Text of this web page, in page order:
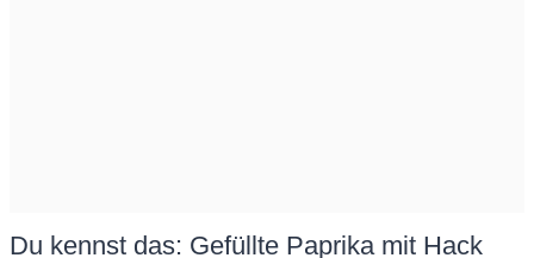
Du kennst das: Gefüllte Paprika mit Hack